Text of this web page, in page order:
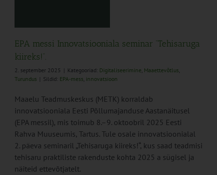
EPA messi Innovatsiooniala seminar “Tehisaruga
kiireks!”.
2. september 2025 | Kategooriad: Digitaliseerimine, Maaettevõtlus,
Turundus | Sildid: EPA-mess, innovatsioon
Maaelu Teadmuskeskus (METK) korraldab
innovatsiooniala Eesti Põllumajanduse Aastanäitusel
(EPA messil), mis toimub 8.–9. oktoobril 2025 Eesti
Rahva Muuseumis, Tartus. Tule osale innovatsioonialal
2. päeva seminaril „Tehisaruga kiireks!“, kus saad teadmisi
tehisaru praktiliste rakenduste kohta 2025 a sügisel ja
näiteid ettevõtjatelt.